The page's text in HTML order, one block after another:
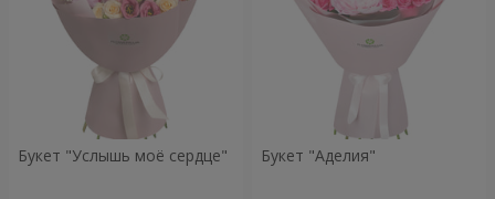
Букет "Услышь моё сердце" Букет "Аделия"